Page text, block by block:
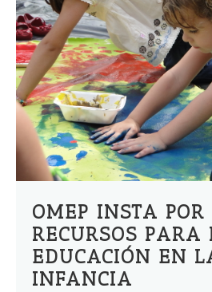
OMEP INSTA
RECURSOS PARA
EDUCACIÓN EN
INFANCIA